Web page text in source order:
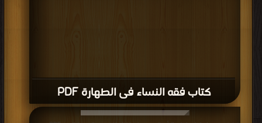
كتاب فقه النساء فى الطهارة PDF